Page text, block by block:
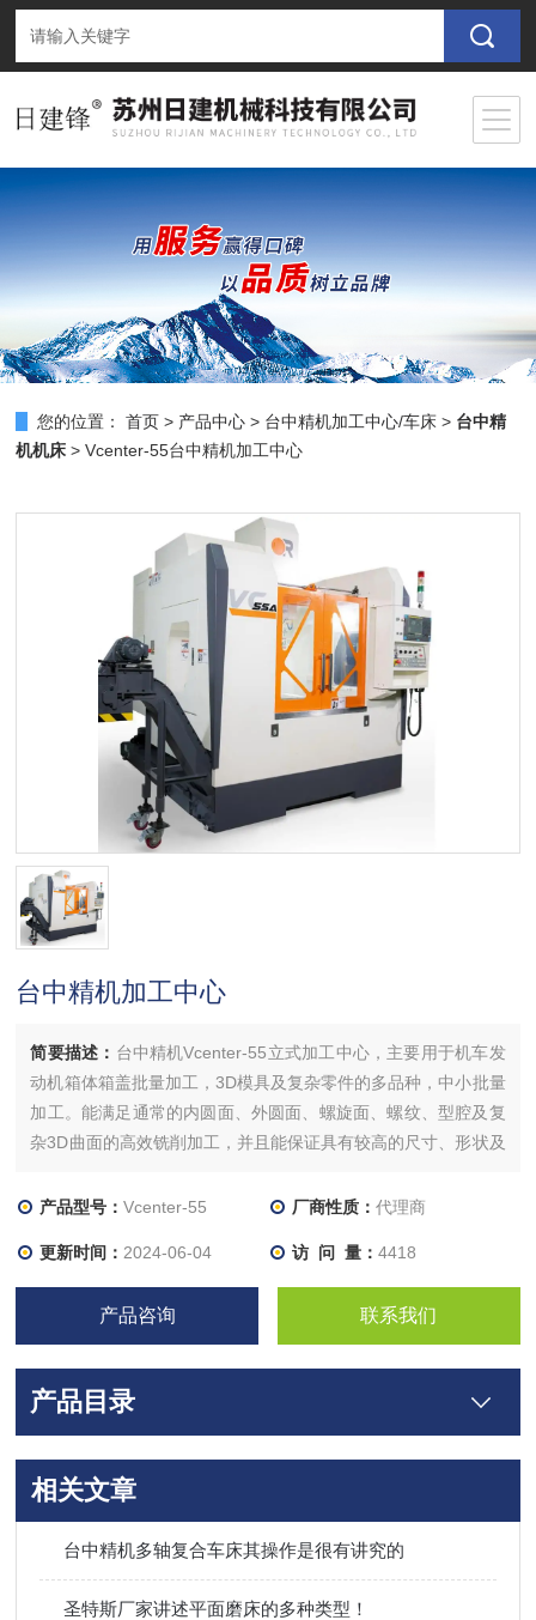
您的位置： 首页 > 产品中心 > 台中精机加工中心/车床 > 台中精
机机床 > Vcenter-55台中精机加工中心
台中精机加工中心
简要描述： 台中精机Vcenter-55立式加工中心，主要用于机车发
动机箱体箱盖批量加工，3D模具及复杂零件的多品种，中小批量
加工。能满足通常的内圆面、外圆面、螺旋面、螺纹、型腔及复
杂3D曲面的高效铣削加工，并且能保证具有较高的尺寸、形状及
金、不锈钢、铸铁、铸钢等材料的铸锻件毛坏件的粗、精加工。
产品型号：Vcenter-55 厂商性质： 代理商
更新时间： 2024-06-04 访 问 量： 4418
产品咨询 联系我们
产品目录
相关文章
台中精机多轴复合车床其操作是很有讲究的
圣特斯厂家讲述平面磨床的多种类型！